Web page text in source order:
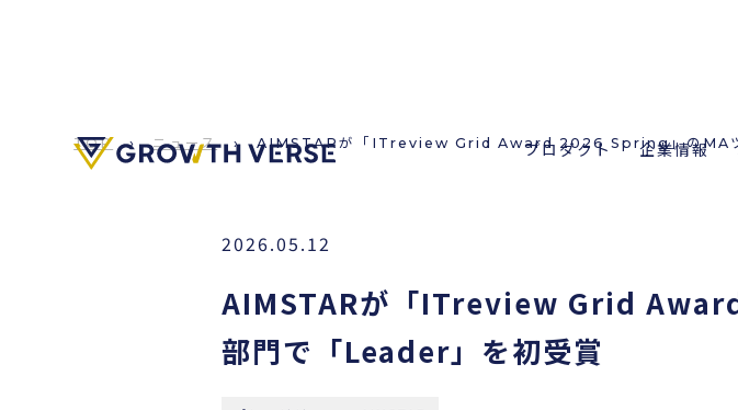
プロダクト 企業情報
TOP › ニュース › AIMSTARが「ITreview Grid Award 2026 Spring」のMA
2026.05.12
AIMSTARが「ITreview Grid
部門で「Leader」を初受賞